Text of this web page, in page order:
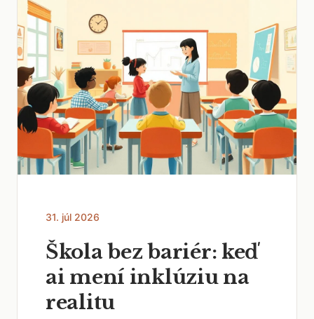
31. júl 2026
Škola bez bariér: keď
ai mení inklúziu na
realitu